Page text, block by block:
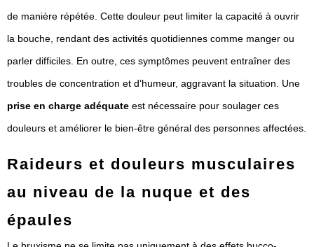
de manière répétée. Cette douleur peut limiter la capacité à ouvrir
la bouche, rendant des activités quotidiennes comme manger ou
parler difficiles. En outre, ces symptômes peuvent entraîner des
troubles de concentration et d’humeur, aggravant la situation. Une
prise en charge adéquate est nécessaire pour soulager ces
douleurs et améliorer le bien-être général des personnes affectées.
Raideurs et douleurs musculaires
au niveau de la nuque et des
épaules